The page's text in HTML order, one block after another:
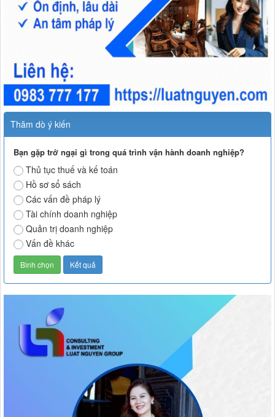
Thăm dò ý kiến
Bạn gặp trở ngại gì trong quá trình vận hành doanh nghiệp?
Thủ tục thuế và kế toán
Hồ sơ sổ sách
Các vấn đề pháp lý
Tài chính doanh nghiệp
Quản trị doanh nghiệp
Vấn đề khác